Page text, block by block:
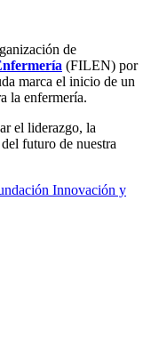
de
(FILEN) por
marca el inicio de un
la enfermería.
el liderazgo, la
futuro de nuestra
Innovación y